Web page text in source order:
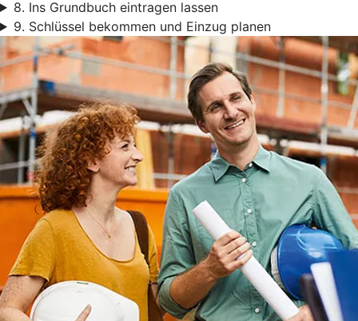
8. Ins Grundbuch eintragen lassen
9. Schlüssel bekommen und Einzug planen